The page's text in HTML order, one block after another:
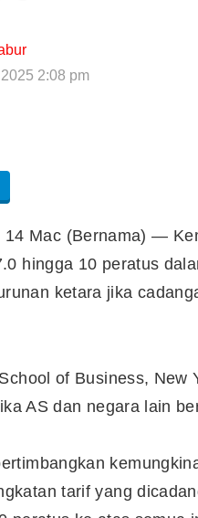
2:08 pm
14 Mac (Bernama) —
hingga 10 peratus
ketara jika
of Business, New
AS dan negara lain
tarif yang